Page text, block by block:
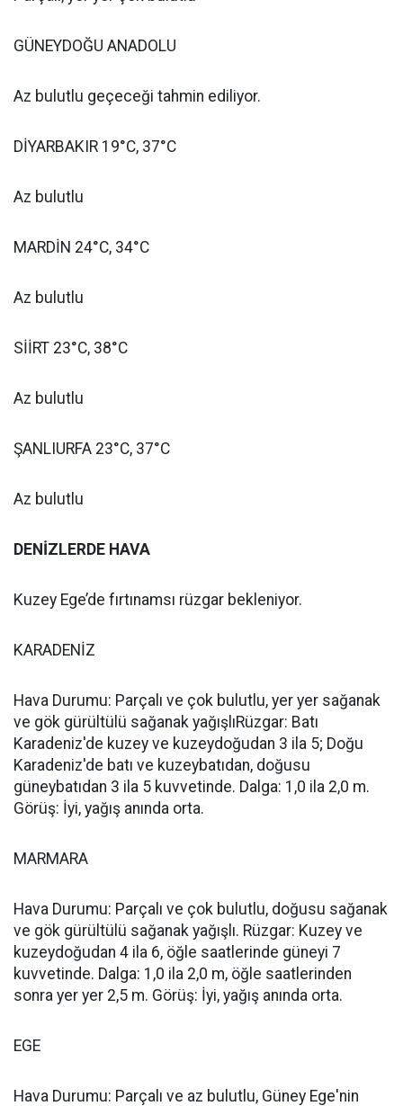
GÜNEYDOĞU ANADOLU
Az bulutlu geçeceği tahmin ediliyor.
DİYARBAKIR 19°C, 37°C
Az bulutlu
MARDİN 24°C, 34°C
Az bulutlu
SİİRT 23°C, 38°C
Az bulutlu
ŞANLIURFA 23°C, 37°C
Az bulutlu
DENİZLERDE HAVA
Kuzey Ege’de fırtınamsı rüzgar bekleniyor.
KARADENİZ
Hava Durumu: Parçalı ve çok bulutlu, yer yer sağanak
ve gök gürültülü sağanak yağışlıRüzgar: Batı
Karadeniz'de kuzey ve kuzeydoğudan 3 ila 5; Doğu
Karadeniz'de batı ve kuzeybatıdan, doğusu
güneybatıdan 3 ila 5 kuvvetinde. Dalga: 1,0 ila 2,0 m.
Görüş: İyi, yağış anında orta.
MARMARA
Hava Durumu: Parçalı ve çok bulutlu, doğusu sağanak
ve gök gürültülü sağanak yağışlı. Rüzgar: Kuzey ve
kuzeydoğudan 4 ila 6, öğle saatlerinde güneyi 7
kuvvetinde. Dalga: 1,0 ila 2,0 m, öğle saatlerinden
sonra yer yer 2,5 m. Görüş: İyi, yağış anında orta.
EGE
Hava Durumu: Parçalı ve az bulutlu, Güney Ege'nin